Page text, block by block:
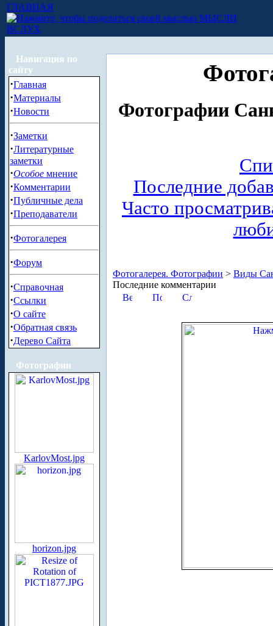
ГЛАВНАЯ
МЫСЛИ
ВСЛУХ
Навигация по
сайту
·Главная
·Материалы
·Новости
·Заметки
·Литературные
заметки
·Особое мнение
·Комментарии
·Публичные дела
·Преподаватели
·Фотогалерея
·Форум
·Справочная
·Ссылки
·О сайте
·Обратная связь
·Дерево Сайта
Фотографии
KarlovMost.jpg
horizon.jpg
Фотографии
Последние
Часто
Фотогалерея. Фотографии > Виды
Последние комментарии